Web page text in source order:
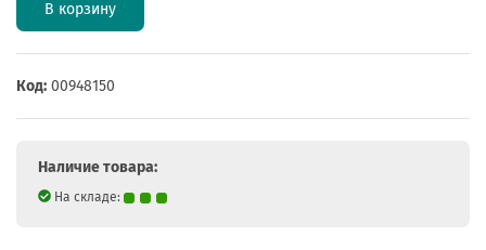
В корзину
Код: 00948150
Наличие товара:
На складе: